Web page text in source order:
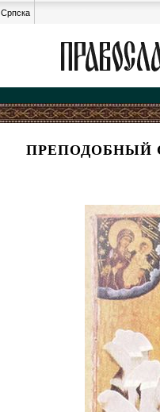
Српска
ПРЕПОДОБНЫЙ